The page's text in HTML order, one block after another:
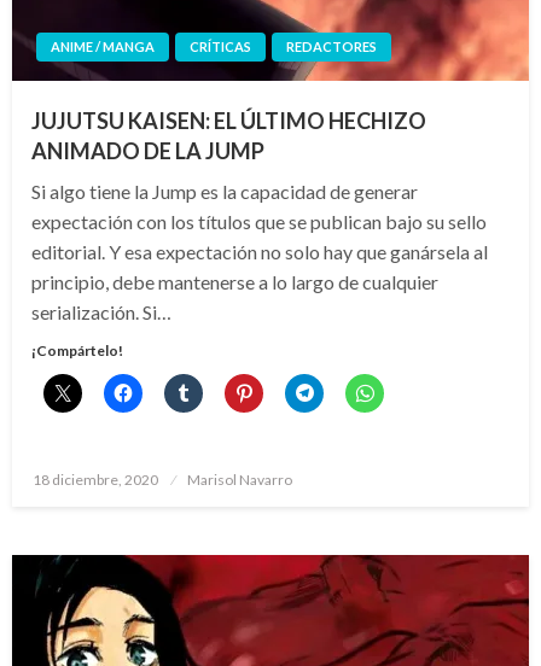
ANIME / MANGA CRÍTICAS REDACTORES
JUJUTSU KAISEN: EL ÚLTIMO HECHIZO
ANIMADO DE LA JUMP
Si algo tiene la Jump es la capacidad de generar
expectación con los títulos que se publican bajo su sello
editorial. Y esa expectación no solo hay que ganársela al
principio, debe mantenerse a lo largo de cualquier
serialización. Si…
¡Compártelo!
Publicado
18 diciembre, 2020 Marisol Navarro